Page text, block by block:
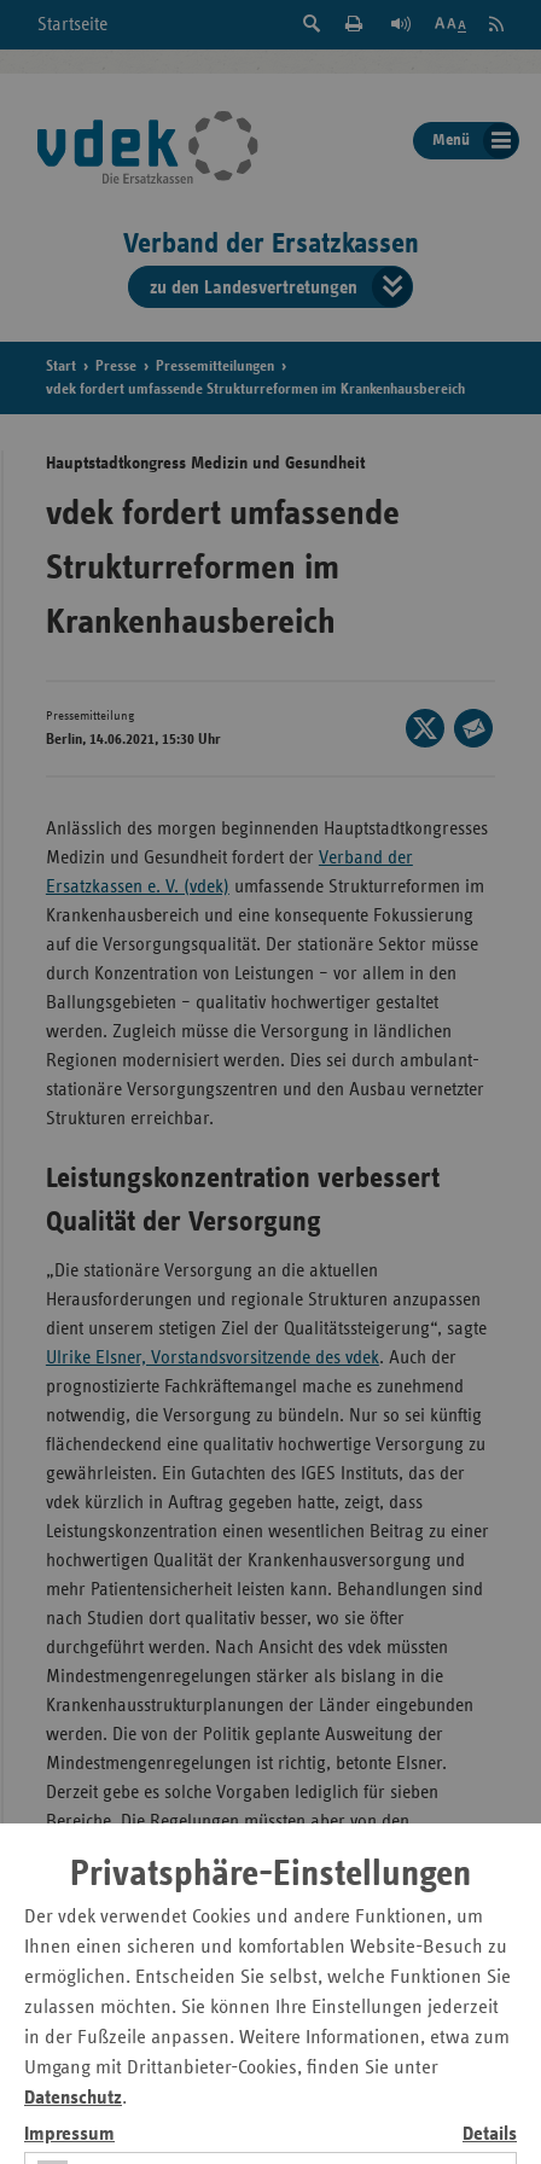
Privatsphäre-Einstellungen
Der vdek verwendet Cookies und andere Funktionen, um
Ihnen einen sicheren und komfortablen Website-Besuch zu
ermöglichen. Entscheiden Sie selbst, welche Funktionen Sie
zulassen möchten. Sie können Ihre Einstellungen jederzeit
in der Fußzeile anpassen. Weitere Informationen, etwa zum
Umgang mit Drittanbieter-Cookies, finden Sie unter
Datenschutz.
Impressum
Details
Startseite
Suche
der
Seite
Feed
Menü
Verband der Ersatzkassen
zu den Landesvertretungen
der
Start Presse
Pressemitteilungen
vdek fordert umfassende Strukturreformen im Krankenhausbereich
Hauptstadtkongress Medizin und Gesundheit
vdek fordert umfassende
Strukturreformen im
Krankenhausbereich
Pressemitteilung
Berlin, 14.06.2021, 15:30 Uhr
Seite
auf
Anlässlich des morgen beginnenden Hauptstadtkongresses
Medizin und Gesundheit fordert der Verband der
Ersatzkassen e. V. (vdek) umfassende Strukturreformen im
Krankenhausbereich und eine konsequente Fokussierung
auf die Versorgungsqualität. Der stationäre Sektor müsse
durch Konzentration von Leistungen – vor allem in den
Ballungsgebieten – qualitativ hochwertiger gestaltet
werden. Zugleich müsse die Versorgung in ländlichen
Regionen modernisiert werden. Dies sei durch ambulant-
stationäre Versorgungszentren und den Ausbau vernetzter
Strukturen erreichbar.
Leistungskonzentration verbessert
Qualität der Versorgung
„Die stationäre Versorgung an die aktuellen
Herausforderungen und regionale Strukturen anzupassen
dient unserem stetigen Ziel der Qualitätssteigerung“, sagte
Ulrike Elsner, Vorstandsvorsitzende des vdek. Auch der
prognostizierte Fachkräftemangel mache es zunehmend
notwendig, die Versorgung zu bündeln. Nur so sei künftig
flächendeckend eine qualitativ hochwertige Versorgung zu
gewährleisten. Ein Gutachten des IGES Instituts, das der
vdek kürzlich in Auftrag gegeben hatte, zeigt, dass
Leistungskonzentration einen wesentlichen Beitrag zu einer
hochwertigen Qualität der Krankenhausversorgung und
mehr Patientensicherheit leisten kann. Behandlungen sind
nach Studien dort qualitativ besser, wo sie öfter
durchgeführt werden. Nach Ansicht des vdek müssten
Mindestmengenregelungen stärker als bislang in die
Krankenhausstrukturplanungen der Länder eingebunden
werden. Die von der Politik geplante Ausweitung der
Mindestmengenregelungen ist richtig, betonte Elsner.
Derzeit gebe es solche Vorgaben lediglich für sieben
Bereiche. Die Regelungen müssten aber von den
sei in vielen Krankenhäusern bislang noch immer nicht der
Fall.
Bundesländer müssen
Finanzierungsverantwortung
nachkommen
Elsner forderte, dass die Bundesländer durch ihre
Krankenhausplanung aktiv am erforderlichen